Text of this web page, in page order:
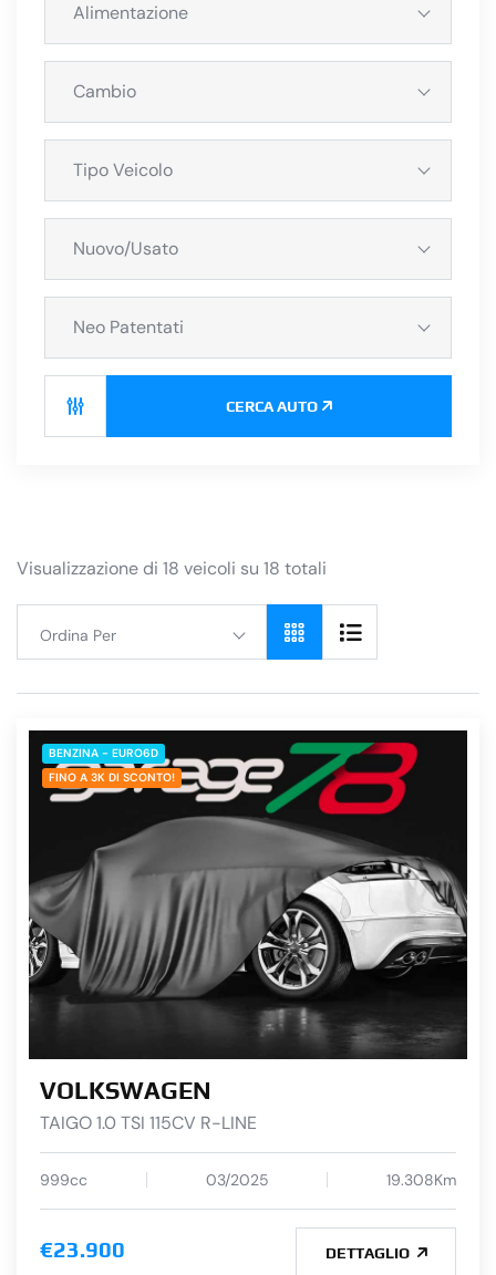
Alimentazione
Cambio
Tipo Veicolo
Nuovo/Usato
Neo Patentati
CERCA AUTO
Visualizzazione di 18 veicoli su 18 totali
Ordina Per
BENZINA - EURO6D
FINO A 3K DI SCONTO!
VOLKSWAGEN
TAIGO 1.0 TSI 115CV R-LINE
999cc 03/2025 19.308Km
€23.900 DETTAGLIO